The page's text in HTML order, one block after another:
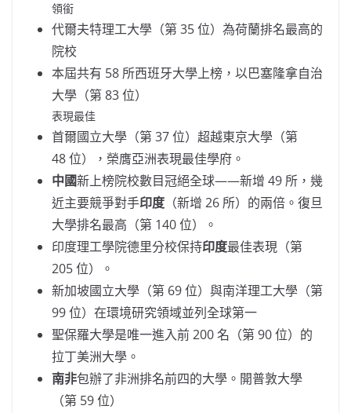
領銜
代爾夫特理工大學（第 35 位）為荷蘭排名最高的
院校
本屆共有 58 所西班牙大學上榜，以巴塞隆拿自治
大學（第 83 位）
表現最佳
首爾國立大學（第 37 位）超越東京大學（第
48 位），榮膺亞洲表現最佳學府。
中國新上榜院校數目冠絕全球——新增 49 所，幾
近主要競爭對手印度 （新增 26 所）的兩倍。復旦
大學排名最高（第 140 位）。
印度理工學院德里分校保持印度最佳表現（第
205 位）。
新加坡國立大學（第 69 位）與南洋理工大學（第
99 位）在環境研究領域並列全球第一
聖保羅大學是唯一進入前 200 名（第 90 位）的
拉丁美洲大學。
南非包辦了非洲排名前四的大學。開普敦大學
（第 59 位）